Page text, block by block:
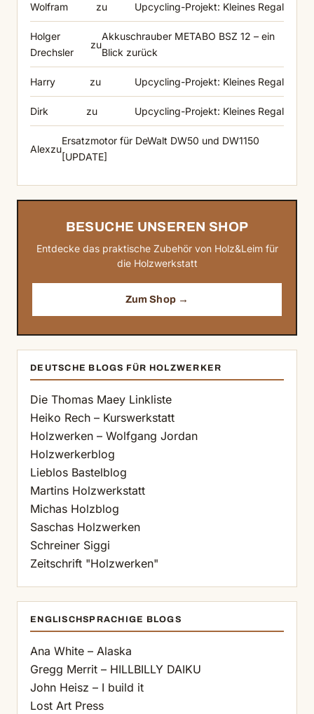
Wolfram zu Upcycling-Projekt: Kleines Regal
Holger
Drechsler
zu
Akkuschrauber METABO BSZ 12 – ein
Blick zurück
Harry zu Upcycling-Projekt: Kleines Regal
Dirk zu Upcycling-Projekt: Kleines Regal
Alexzu
Ersatzmotor für DeWalt DW50 und DW1150
[UPDATE]
BESUCHE UNSEREN SHOP
Entdecke das praktische Zubehör von Holz&Leim für
die Holzwerkstatt
Zum Shop →
DEUTSCHE BLOGS FÜR HOLZWERKER
Die Thomas Maey Linkliste
Heiko Rech – Kurswerkstatt
Holzwerken – Wolfgang Jordan
Holzwerkerblog
Lieblos Bastelblog
Martins Holzwerkstatt
Michas Holzblog
Saschas Holzwerken
Schreiner Siggi
Zeitschrift "Holzwerken"
ENGLISCHSPRACHIGE BLOGS
Ana White – Alaska
Gregg Merrit – HILLBILLY DAIKU
John Heisz – I build it
Lost Art Press